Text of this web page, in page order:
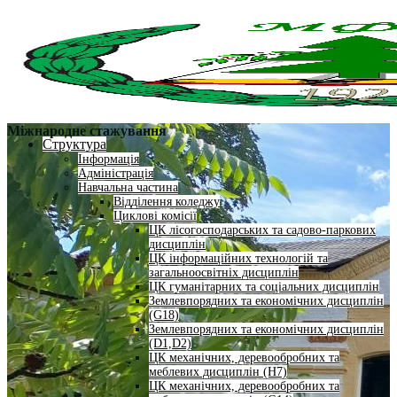
Структура
Інформація
Адміністрація
Навчальна частина
Відділення коледжу
Циклові комісії
ЦК лісогосподарських та садово-паркових
дисциплін
ЦК інформаційних технологій та
загальноосвітніх дисциплін
ЦК гуманітарних та соціальних дисциплін
Землевпорядних та економічних дисциплін
(G18)
Землевпорядних та економічних дисциплін
(D1,D2)
ЦК механічних, деревообробних та
меблевих дисциплін (H7)
ЦК механічних, деревообробних та
Міжнародне стажування